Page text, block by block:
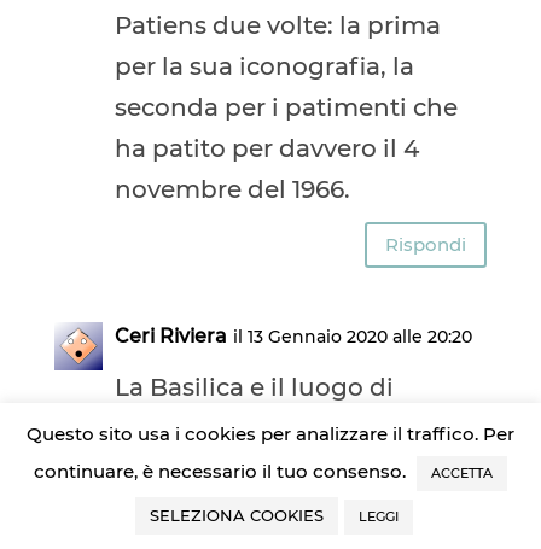
Patiens due volte: la prima
per la sua iconografia, la
seconda per i patimenti che
ha patito per davvero il 4
novembre del 1966.
Rispondi
Ceri Riviera il 13 Gennaio 2020 alle 20:20
La Basilica e il luogo di
sepoltura di alcuni dei piu
illustri personaggi italiani,
come Michelangelo
Questo sito usa i cookies per analizzare il traffico. Per
continuare, è necessario il tuo consenso.
ACCETTA
SELEZIONA COOKIES LEGGI